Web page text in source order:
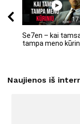
Se7en – kai
tampa meno
Naujienos iš